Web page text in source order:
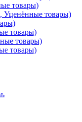
товары)
Уценённые товары)
товары)
товары)
товары)